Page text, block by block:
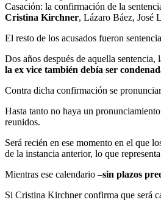
Casación: la confirmación de la
Cristina Kirchner, Lázaro Báez, José
El resto de los acusados fueron
Dos años después de aquella
la ex vice también debía ser
Contra dicha confirmación se
Hasta tanto no haya un
reunidos.
Será recién en ese momento en el que
de la instancia anterior, lo que
Mientras ese calendario –sin plazos
Si Cristina Kirchner confirma que será